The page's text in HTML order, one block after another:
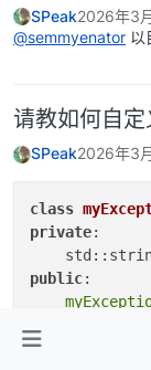
SPeak2026年3
@semmyenator 以
请教如何自定
SPeak2026年3
class
private:
public: